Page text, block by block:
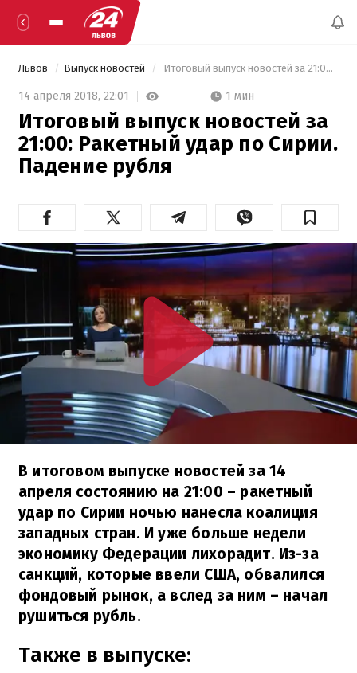
Львов Выпуск новостей Итоговый выпуск новостей за 21:00: Ракетный удар по Сирии. Падение рубля
14 апреля 2018, 22:01 1 мин
Итоговый выпуск новостей за
21:00: Ракетный удар по Сирии.
Падение рубля
В итоговом выпуске новостей за 14
апреля состоянию на 21:00 – ракетный
удар по Сирии ночью нанесла коалиция
западных стран. И уже больше недели
экономику Федерации лихорадит. Из-за
санкций, которые ввели США, обвалился
фондовый рынок, а вслед за ним – начал
рушиться рубль.
Также в выпуске: